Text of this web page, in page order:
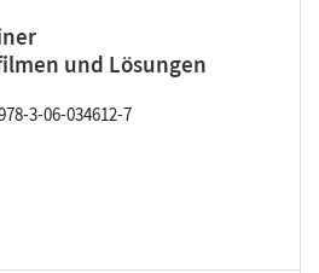
und Lösungen
3-06-034612-7